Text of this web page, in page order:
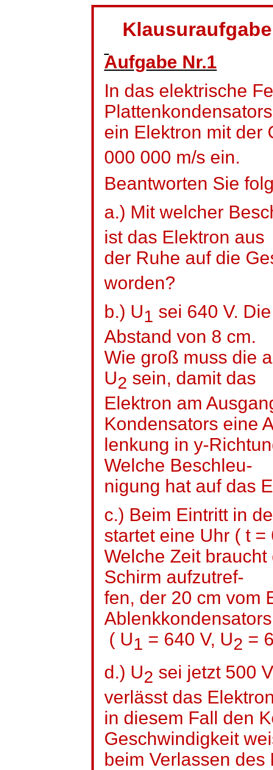
Aufgabe Nr.1
In das elektrische
ein Elektron mit der
000 000 m/s ein.
Beantworten Sie
a.) Mit welcher
ist das Elektron aus
der Ruhe auf die
worden?
b.) U1 sei 640 V.
Abstand von 8 cm.
Wie groß muss die
U2 sein, damit das
Elektron am
Kondensators eine
lenkung in y-
Welche Beschleu-
nigung hat auf das
c.) Beim Eintritt in
startet eine Uhr ( t=
Welche Zeit
Schirm aufzutref-
fen, der 20 cm vom
( U1 = 640 V, U2 =
d.) U2 sei jetzt 500
verlässt das
in diesem Fall den
Geschwindigkeit
beim Verlassen